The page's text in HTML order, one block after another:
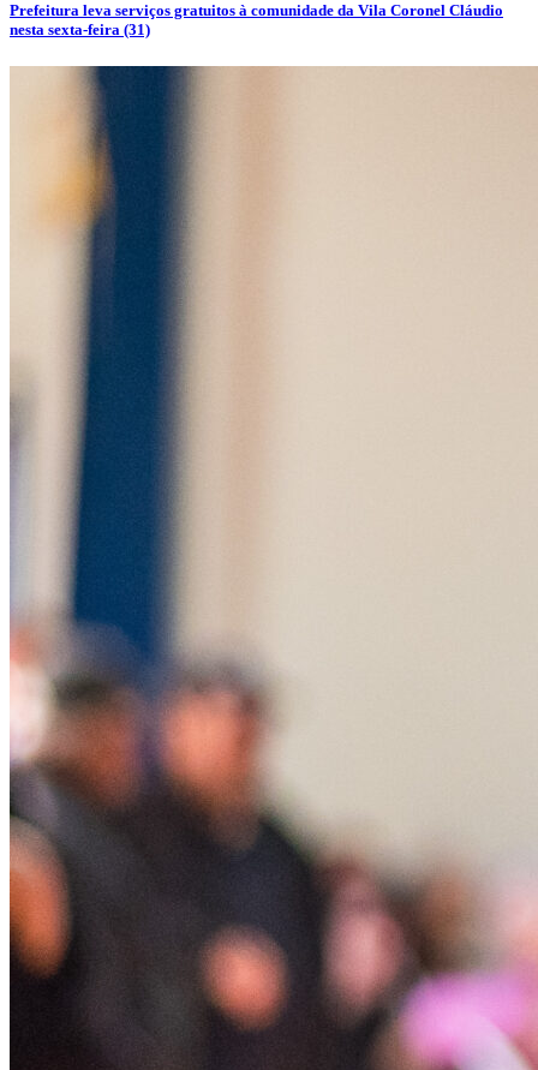
Prefeitura leva serviços gratuitos à comunidade da Vila Coronel Cláudio
nesta sexta-feira (31)